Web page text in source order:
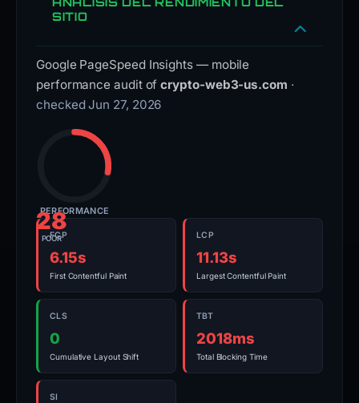
SITIO
Google PageSpeed Insights — mobile
performance audit ofcrypto-web3-us.com ·
checked Jun 27, 2026
28
POOR
PERFORMANCE
FCP
6.15s
First Contentful Paint
LCP
11.13s
Largest Contentful Paint
CLS
0
Cumulative Layout Shift
TBT
2018ms
Total Blocking Time
SI